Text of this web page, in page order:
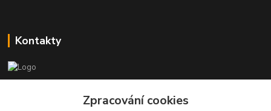
Kontakty
+420773237626
Zpracování cookies